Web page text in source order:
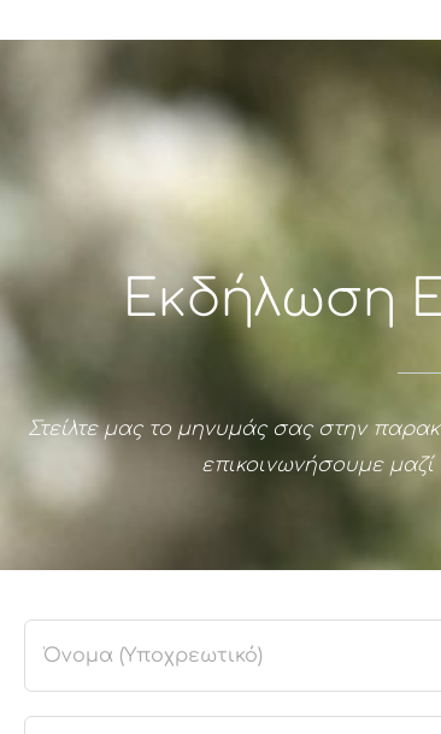
Εκδήλωση
Στείλτε μας το μηνυμάς σας στην
επικοινωνήσουμε